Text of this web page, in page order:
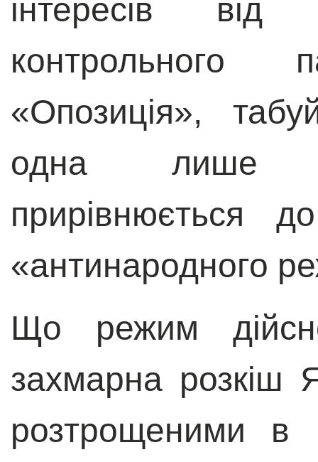
інтересів від
«Опозиція»,
одна лише
прирівнюється
«антинародного
Що режим
захмарна розкіш
розтрощеними в